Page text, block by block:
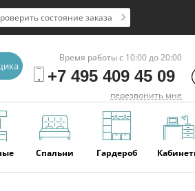
состояние заказа
Время работы с 10:00 до 20:00
+7 495 409 45 09
перезвонить мне
Спальни Гардероб